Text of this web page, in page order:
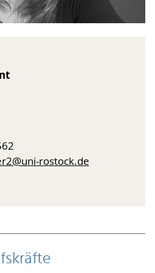
@uni-rostock.de